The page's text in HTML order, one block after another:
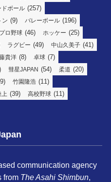
ドボール (257)
ン (9) バレーボール (196)
プロ野球 (46) ホッケー (25)
ラグビー (49) 中山久美子 (41)
貴洋 (8) 卓球 (7)
彗星JAPAN (54) 柔道 (20)
竹園隆浩 (11)
上 (39) 高校野球 (11)
communication agency
from The Asahi Shimbun,